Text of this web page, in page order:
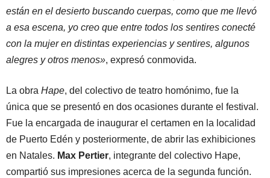
están en el desierto buscando cuerpas, como que me llevó
a esa escena, yo creo que entre todos los sentires conecté
con la mujer en distintas experiencias y sentires, algunos
alegres y otros menos», expresó conmovida.
La obra Hape, del colectivo de teatro homónimo, fue la
única que se presentó en dos ocasiones durante el festival.
Fue la encargada de inaugurar el certamen en la localidad
de Puerto Edén y posteriormente, de abrir las exhibiciones
en Natales. Max Pertier, integrante del colectivo Hape,
compartió sus impresiones acerca de la segunda función.